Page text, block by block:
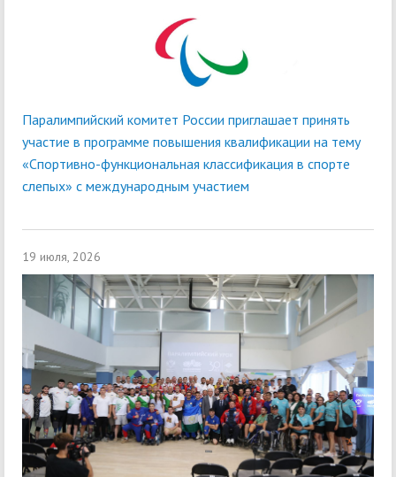
Паралимпийский комитет России приглашает принять
участие в программе повышения квалификации на тему
«Спортивно-функциональная классификация в спорте
слепых» с международным участием
19 июля, 2026